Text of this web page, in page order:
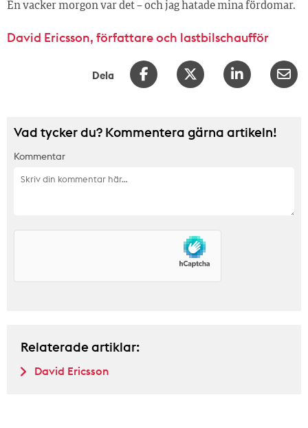
En vacker morgon var det – och jag hatade mina fördomar.
David Ericsson, författare och lastbilschaufför
Dela
Vad tycker du? Kommentera gärna artikeln!
Kommentar
Relaterade artiklar:
David Ericsson